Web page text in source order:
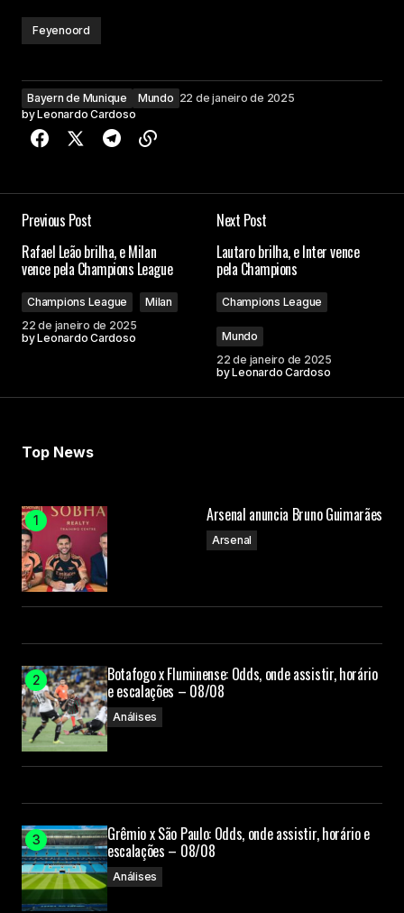
Feyenoord
Bayern de Munique Mundo 22 de janeiro de 2025
byLeonardo Cardoso
Previous Post
Rafael Leão brilha, e Milan
vence pela Champions League
Champions League
Milan
22 de janeiro de 2025
byLeonardo Cardoso
Next Post
Lautaro brilha, e Inter vence
pela Champions
Champions League
Mundo
22 de janeiro de 2025
byLeonardo Cardoso
Top News
Arsenal anuncia Bruno Guimarães
Arsenal
Botafogo x Fluminense: Odds, onde assistir, horário
e escalações – 08/08
Análises
Grêmio x São Paulo: Odds, onde assistir, horário e
escalações – 08/08
Análises